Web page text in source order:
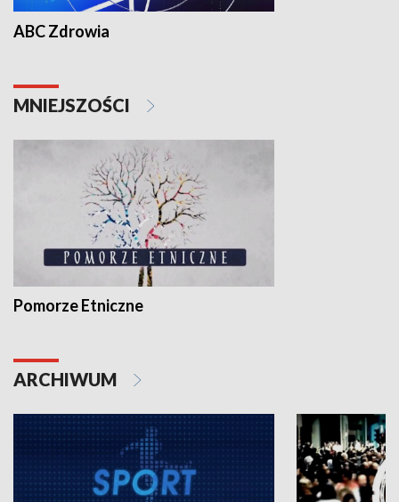
ABC Zdrowia
MNIEJSZOŚCI
Pomorze Etniczne
ARCHIWUM